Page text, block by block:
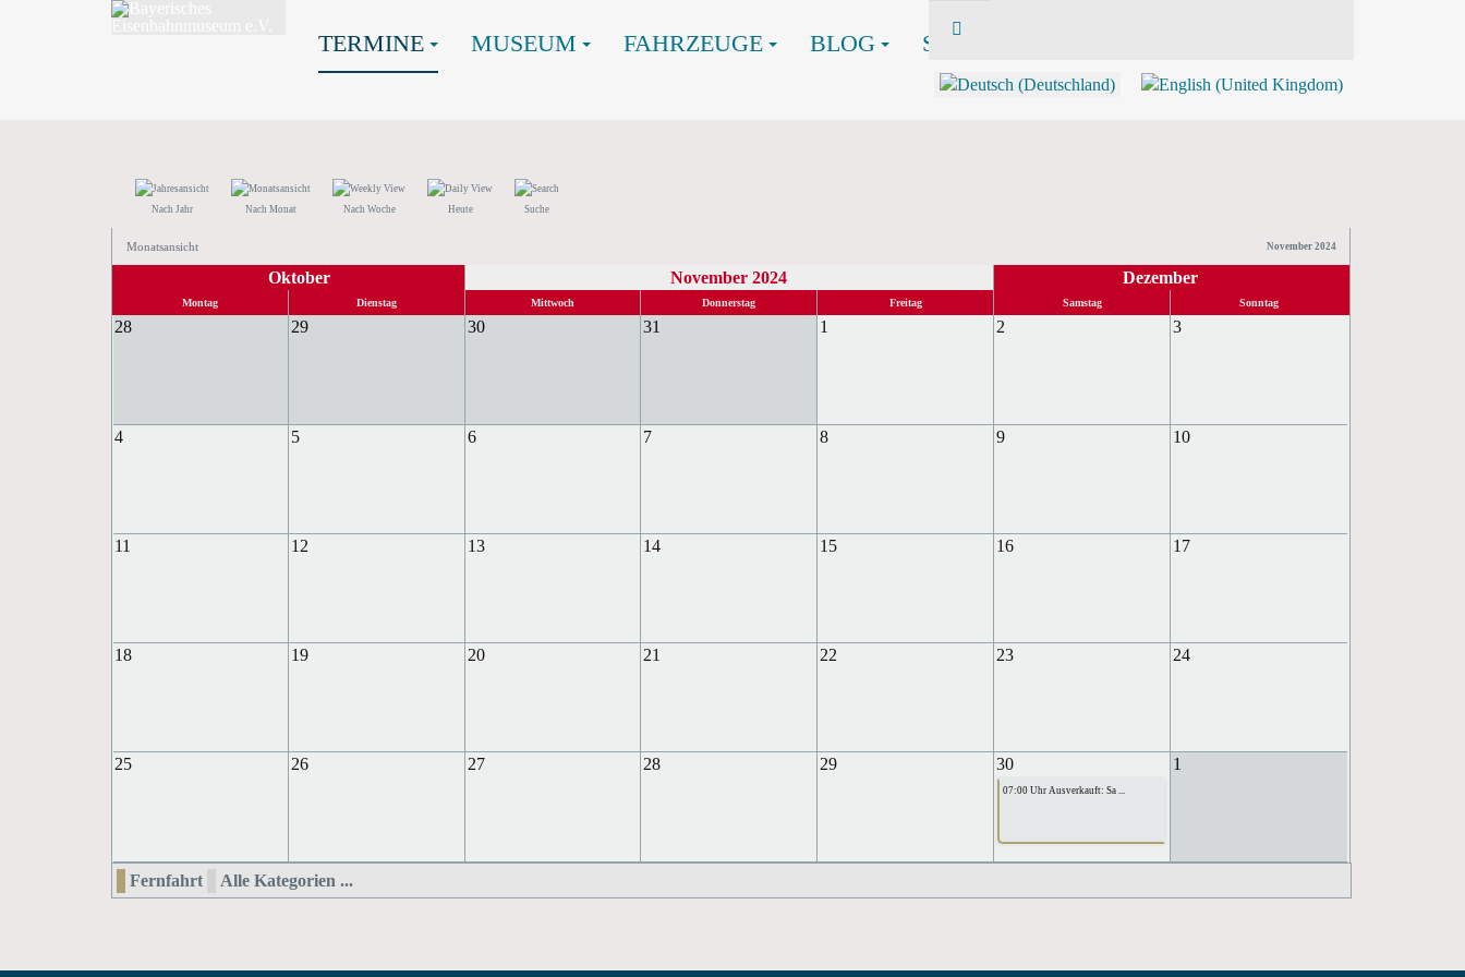
TERMINE MUSEUM FAHRZEUGE BLOG SHOP
Nach Jahr Nach Monat Nach Woche Heute Suche
Monatsansicht November 2024
Oktober November 2024 Dezember
Montag Dienstag Mittwoch Donnerstag Freitag Samstag Sonntag
28 29 30 31 1 2 3
4 5 6 7 8 9 10
11 12 13 14 15 16 17
18 19 20 21 22 23 24
25 26 27 28 29 30 1
07:00 Uhr Ausverkauft: Sa ...
Fernfahrt Alle Kategorien ...